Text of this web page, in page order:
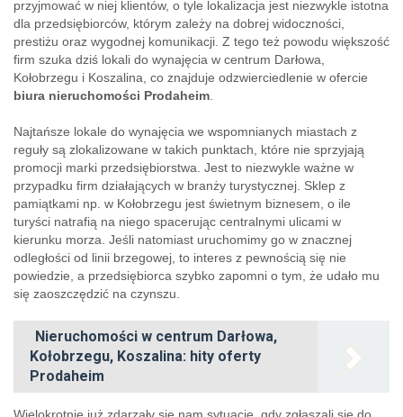
przyjmować w niej klientów, o tyle lokalizacja jest niezwykle istotna
dla przedsiębiorców, którym zależy na dobrej widoczności,
prestiżu oraz wygodnej komunikacji. Z tego też powodu większość
firm szuka dziś lokali do wynajęcia w centrum Darłowa,
Kołobrzegu i Koszalina, co znajduje odzwierciedlenie w ofercie
biura nieruchomości Prodaheim.
Najtańsze lokale do wynajęcia we wspomnianych miastach z
reguły są zlokalizowane w takich punktach, które nie sprzyjają
promocji marki przedsiębiorstwa. Jest to niezwykle ważne w
przypadku firm działających w branży turystycznej. Sklep z
pamiątkami np. w Kołobrzegu jest świetnym biznesem, o ile
turyści natrafią na niego spacerując centralnymi ulicami w
kierunku morza. Jeśli natomiast uruchomimy go w znacznej
odległości od linii brzegowej, to interes z pewnością się nie
powiedzie, a przedsiębiorca szybko zapomni o tym, że udało mu
się zaoszczędzić na czynszu.
Nieruchomości w centrum Darłowa,
Kołobrzegu, Koszalina: hity oferty
Prodaheim